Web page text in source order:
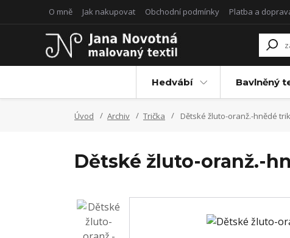
O mně Jak nakupovat Obchodní podmínky Platba a
Hedvábí Bavlněný
Úvod Archiv Trička Dětské žluto-oranž.-hnědé
Dětské žluto-oranž.-